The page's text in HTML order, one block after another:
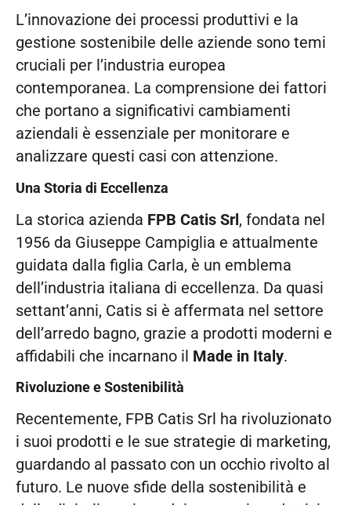
L’innovazione dei processi produttivi e la
gestione sostenibile delle aziende sono temi
cruciali per l’industria europea
contemporanea. La comprensione dei fattori
che portano a significativi cambiamenti
aziendali è essenziale per monitorare e
analizzare questi casi con attenzione.
Una Storia di Eccellenza
La storica azienda FPB Catis Srl , fondata nel
1956 da Giuseppe Campiglia e attualmente
guidata dalla figlia Carla, è un emblema
dell’industria italiana di eccellenza. Da quasi
settant’anni, Catis si è affermata nel settore
dell’arredo bagno, grazie a prodotti moderni e
affidabili che incarnano il Made in Italy.
Rivoluzione e Sostenibilità
Recentemente, FPB Catis Srl ha rivoluzionato
i suoi prodotti e le sue strategie di marketing,
guardando al passato con un occhio rivolto al
futuro. Le nuove sfide della sostenibilità e